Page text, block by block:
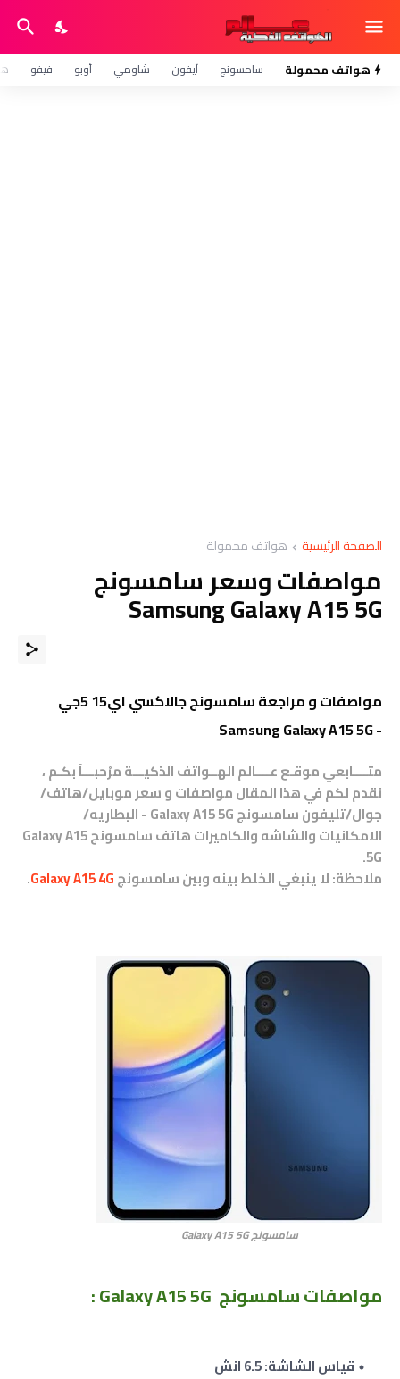
هواتف محمولة سامسونج آيفون شاومي أوبو فيفو
الصفحة الرئيسية هواتف محمولة
مواصفات وسعر سامسونج
Samsung Galaxy A15 5G
مواصفات و مراجعة سامسونج جالاكسي اي15 5جي
- Samsung Galaxy A15 5G
متــــابعي موقـع عــــالم الهــواتف الذكيـــة مرْحبـــاً بكـم ،
نقدم لكم في هذا المقال مواصفات و سعر موبايل/هاتف/
جوال/تليفون سامسونج Galaxy A15 5G - البطاريه/
الامكانيات والشاشه والكاميرات هاتفسامسونجGalaxy A15
5G.
ملاحظة: لا ينبغي الخلط بينه وبينسامسونج .
سامسونج Galaxy A15 5G
مواصفاتسامسونج Galaxy A15 5G :
قياس الشاشة: 6.5 انش